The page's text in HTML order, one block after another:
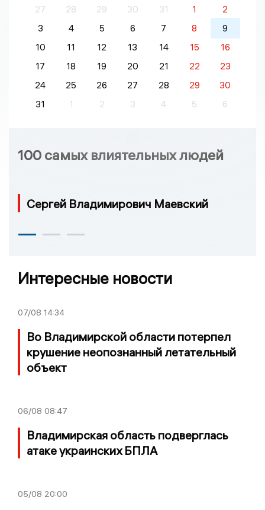
27 28 29 30 31 1
2
3
4 5 6 7 8
9
10
11 12 13 14 15
16
17
18 19 20 21 22
23
24
25 26 27 28 29
30
31
1 2 3 4 5 6
100 самых влиятельных людей
Сергей Владимирович Маевский
Интересные новости
07/08 14:34
Во Владимирской области потерпел
крушение неопознанный летательный
объект
06/08 08:47
Владимирская область подверглась
атаке украинских БПЛА
05/08 20:00